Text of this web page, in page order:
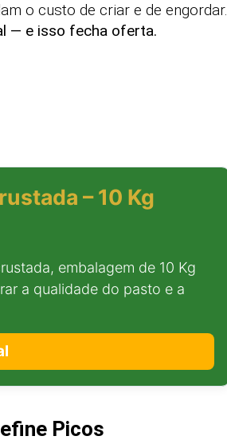
o custo de criar e de engordar.
— e isso fecha oferta.
– 10 Kg
embalagem de 10 Kg
a qualidade do pasto e a
Picos